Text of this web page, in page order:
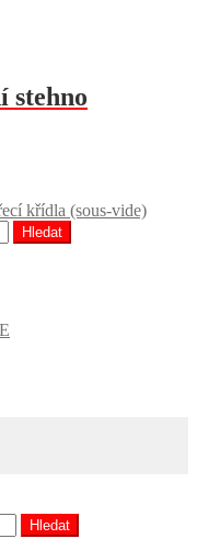
stehno
křídla (sous-vide)
Hledat